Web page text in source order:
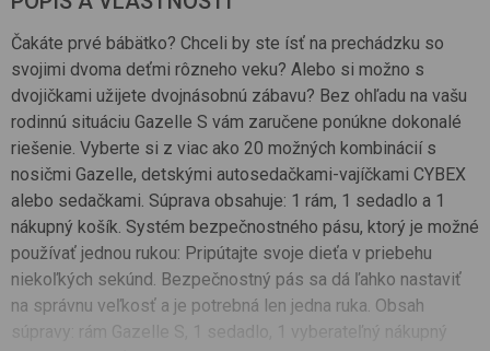
Čakáte prvé bábätko? Chceli by ste ísť na prechádzku so
svojimi dvoma deťmi rôzneho veku? Alebo si možno s
dvojičkami užijete dvojnásobnú zábavu? Bez ohľadu na vašu
rodinnú situáciu Gazelle S vám zaručene ponúkne dokonalé
riešenie. Vyberte si z viac ako 20 možných kombinácií s
nosičmi Gazelle, detskými autosedačkami-vajíčkami CYBEX
alebo sedačkami. Súprava obsahuje: 1 rám, 1 sedadlo a 1
nákupný košík. Systém bezpečnostného pásu, ktorý je možné
používať jednou rukou: Pripútajte svoje dieťa v priebehu
niekoľkých sekúnd. Bezpečnostný pás sa dá ľahko nastaviť
na správnu veľkosť a je potrebná len jedna ruka. Obsah
súpravy: rám Gazelle S, 1 sedadlo, 1 vyberateľný nákupný